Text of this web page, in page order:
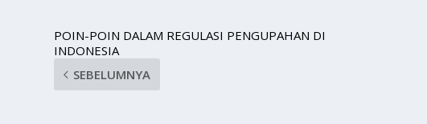
POIN-POIN DALAM REGULASI PENGUPAHAN DI
INDONESIA
SEBELUMNYA